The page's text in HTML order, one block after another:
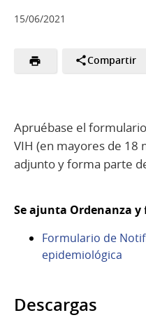
15/06/2021
Compartir
Apruébase el
VIH (en mayores de 18
adjunto y forma parte
Se ajunta Ordenanza
Formulario de
epidemiológica
Descargas